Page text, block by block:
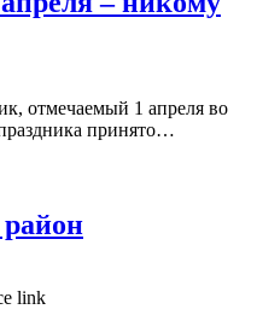
отмечаемый 1 апреля во
принято…
район
link